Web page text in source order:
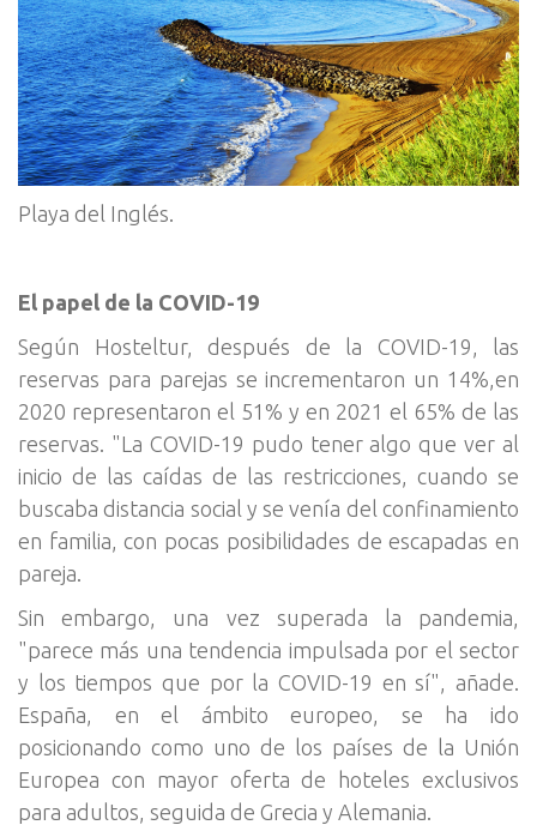
Playa del Inglés.
El papel de la COVID-19
Según Hosteltur, después de la COVID-19, las
reservas para parejas se incrementaron un 14%,en
2020 representaron el 51% y en 2021 el 65% de las
reservas. "La COVID-19 pudo tener algo que ver al
inicio de las caídas de las restricciones, cuando se
buscaba distancia social y se venía del confinamiento
en familia, con pocas posibilidades de escapadas en
pareja.
Sin embargo, una vez superada la pandemia,
"parece más una tendencia impulsada por el sector
y los tiempos que por la COVID-19 en sí", añade.
España, en el ámbito europeo, se ha ido
posicionando como uno de los países de la Unión
Europea con mayor oferta de hoteles exclusivos
para adultos, seguida de Grecia y Alemania.